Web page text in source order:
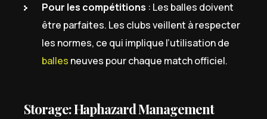
Pour les compétitions : Les balles doivent
être parfaites. Les clubs veillent à respecter
les normes, ce qui implique l’utilisation de
balles neuves pour chaque match officiel.
Storage: Haphazard Management